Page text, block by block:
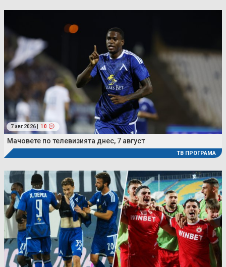
7 авг 2026 | 10
Мачовете по телевизията днес, 7 август
ТВ ПРОГРАМА